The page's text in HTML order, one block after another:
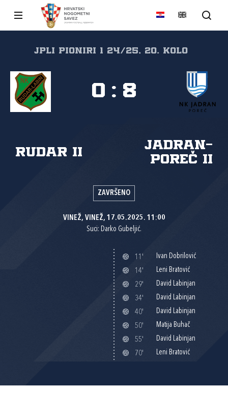
JPLI PIONIRI 1 24/25, 20. kolo
Rudar II
Jadran-
Poreč II
0 : 8
ZAVRŠENO
VINEŽ, VINEŽ, 17.05.2025. 11:00
Suci: Darko Gubeljić.
11'
Ivan Dobrilović
14'
Leni Bratović
29'
David Labinjan
34'
David Labinjan
40'
David Labinjan
50'
Matija Buhač
55'
David Labinjan
70'
Leni Bratović